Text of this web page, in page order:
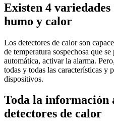
Existen 4 variedades
humo y calor
Los detectores de calor son
de temperatura sospechosa que
automática, activar la alarma.
todas y todas las características y
dispositivos.
Toda la información
detectores de calor